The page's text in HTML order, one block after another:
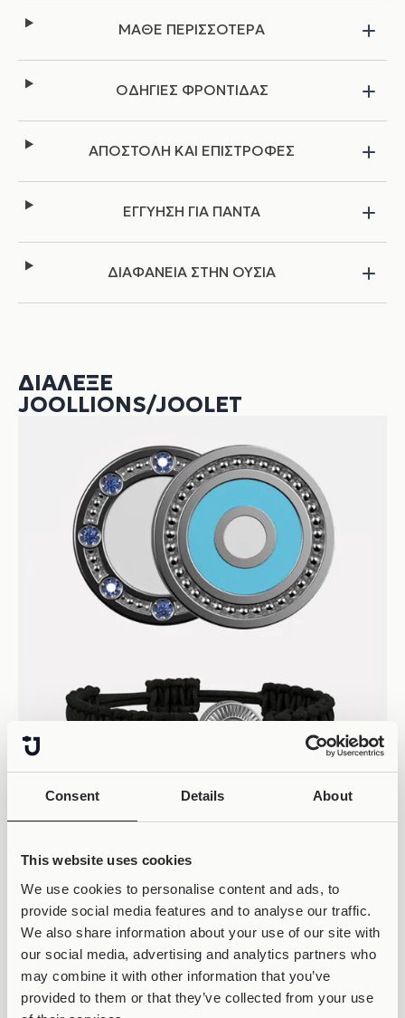
Consent Details About
This website uses cookies
We use cookies to personalise content and ads, to
provide social media features and to analyse our traffic.
We also share information about your use of our site with
our social media, advertising and analytics partners who
may combine it with other information that you’ve
provided to them or that they’ve collected from your use
ΜΑΘΕ ΠΕΡΙΣΣΟΤΕΡΑ
ΟΔΗΓΙΕΣ ΦΡΟΝΤΙΔΑΣ
ΑΠΟΣΤΟΛΗ ΚΑΙ ΕΠΙΣΤΡΟΦΕΣ
ΕΓΓΥΗΣΗ ΓΙΑ ΠΑΝΤΑ
ΔΙΑΦΑΝΕΙΑ ΣΤΗΝ ΟΥΣΙΑ
ΔΙΆΛΕΞΕ
JOOLLIONS/JOOLET
ΣΚΆΝΑΡΕ
ΤΟ QR CODE